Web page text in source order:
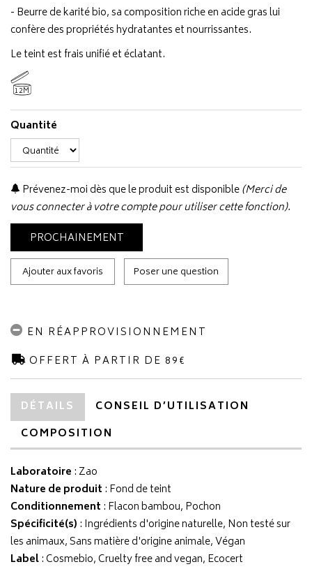
- Beurre de karité bio, sa composition riche en acide gras lui
confère des propriétés hydratantes et nourrissantes.
Le teint est frais unifié et éclatant.
12M
Quantité
Prévenez-moi dès que le produit est disponible(Merci de
vous connecter à votre compte pour utiliser cette fonction).
PROCHAINEMENT
Ajouter aux favoris Poser une question
EN RÉAPPROVISIONNEMENT
OFFERT À PARTIR DE 89€
DÉTAILS
CONSEIL D’UTILISATION
COMPOSITION
Laboratoire : Zao
Nature de produit : Fond de teint
Conditionnement : Flacon bambou, Pochon
Spécificité(s) : Ingrédients d'origine naturelle, Non testé sur
les animaux, Sans matière d'origine animale, Végan
Label: Cosmebio, Cruelty free and vegan, Ecocert